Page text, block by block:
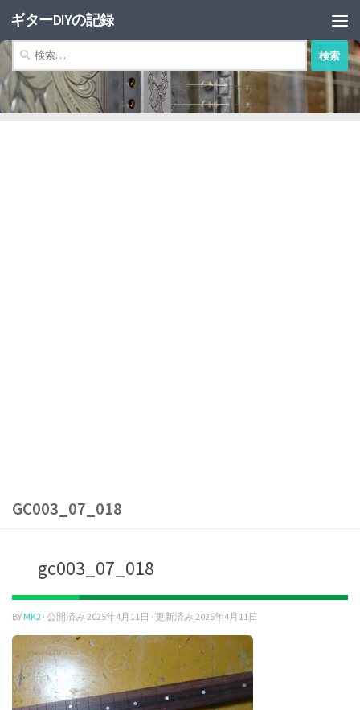
コンテンツへスキップ
ギターDIYの記録
索:
GC003_07_018
gc003_07_018
BY MK2 · 公開済み 2025年4月11日 · 更新済み 2025年4月11日